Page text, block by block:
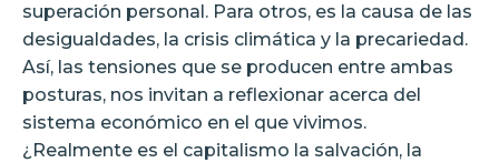
superación personal. Para otros, es la causa de las
desigualdades, la crisis climática y la precariedad.
Así, las tensiones que se producen entre ambas
posturas, nos invitan a reflexionar acerca del
sistema económico en el que vivimos.
¿Realmente es el capitalismo la salvación, la